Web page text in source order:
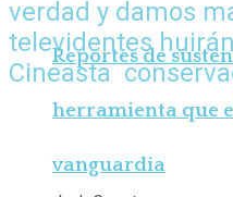
Reportes de
herramienta que
vanguardia
verdad y damos
televidentes
Cineasta